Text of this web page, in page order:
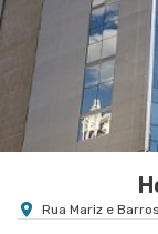
Rua Mariz e